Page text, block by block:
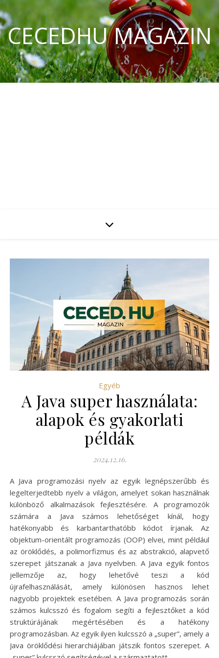
CECEDHU MAGAZIN
Egyéb
A Java super használata:
alapok és gyakorlati
példák
2024.12.16.
A Java programozási nyelv az egyik legnépszerűbb és
legelterjedtebb nyelv a világon, amelyet sokan használnak
különböző alkalmazások fejlesztésére. A programozók
számára a Java számos lehetőséget kínál, hogy
hatékonyabb és karbantarthatóbb kódot írjanak. Az
objektum-orientált programozás (OOP) elvei, mint például
az öröklődés, a polimorfizmus és az abstrakció, alapvető
szerepet játszanak a Java nyelvben. A Java egyik fontos
jellemzője az, hogy lehetővé teszi a kód
újrafelhasználását, amely különösen hasznos lehet
nagyobb projektek esetében. A Java programozás során
számos kulcsszó és fogalom segíti a fejlesztőket a kód
struktúrájának megértésében és a hatékony
programozásban. Az egyik ilyen kulcsszó a „super”, amely a
Java öröklődési hierarchiájában játszik fontos szerepet. A